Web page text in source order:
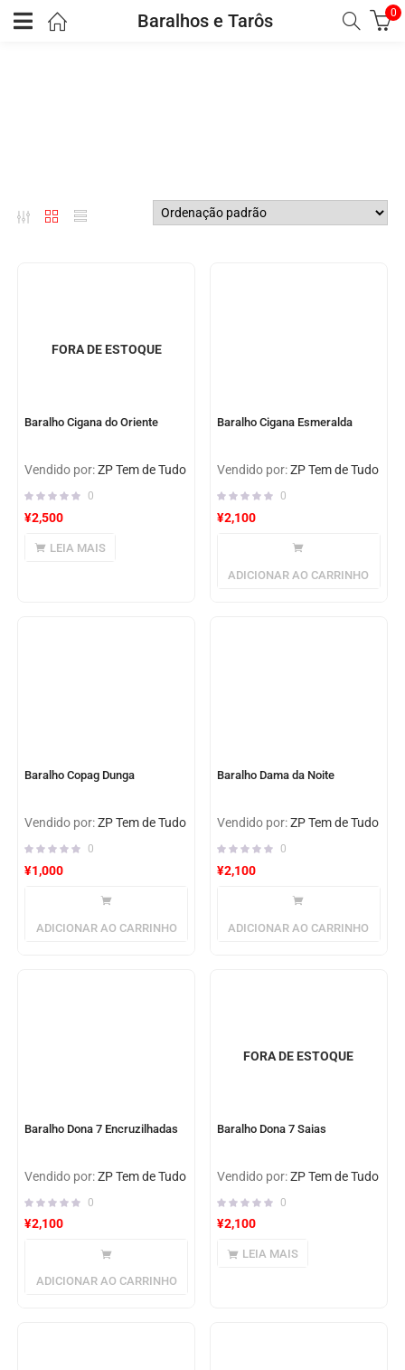
Baralhos e Tarôs 0
FORA DE ESTOQUE
Baralho Cigana do Oriente
Vendido por:ZP Tem de Tudo
0
¥2,500
LEIA MAIS
Baralho Cigana Esmeralda
Vendido por:ZP Tem de Tudo
0
¥2,100
ADICIONAR AO CARRINHO
Baralho Copag Dunga
Vendido por:ZP Tem de Tudo
0
¥1,000
ADICIONAR AO CARRINHO
Baralho Dama da Noite
Vendido por:ZP Tem de Tudo
0
¥2,100
ADICIONAR AO CARRINHO
Baralho Dona 7 Encruzilhadas
Vendido por:ZP Tem de Tudo
0
¥2,100
ADICIONAR AO CARRINHO
FORA DE ESTOQUE
Baralho Dona 7 Saias
Vendido por:ZP Tem de Tudo
0
¥2,100
LEIA MAIS